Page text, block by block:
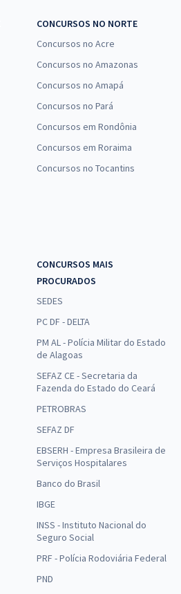
CONCURSOS NO NORTE
Concursos no Acre
Concursos no Amazonas
Concursos no Amapá
Concursos no Pará
Concursos em Rondônia
Concursos em Roraima
Concursos no Tocantins
CONCURSOS MAIS
PROCURADOS
SEDES
PC DF - DELTA
PM AL - Polícia Militar do Estado
de Alagoas
SEFAZ CE - Secretaria da
Fazenda do Estado do Ceará
PETROBRAS
SEFAZ DF
EBSERH - Empresa Brasileira de
Serviços Hospitalares
Banco do Brasil
IBGE
INSS - Instituto Nacional do
Seguro Social
PRF - Polícia Rodoviária Federal
PND